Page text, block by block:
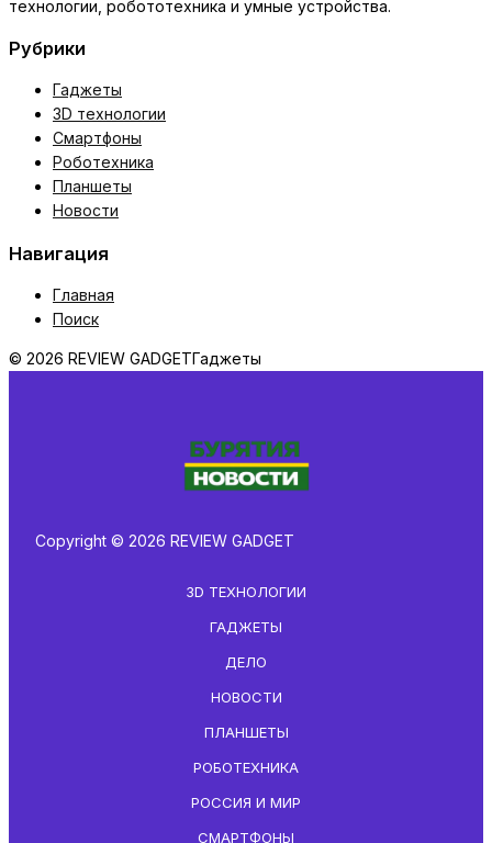
технологии, робототехника и умные устройства.
Рубрики
Гаджеты
3D технологии
Смартфоны
Роботехника
Планшеты
Новости
Навигация
Главная
Поиск
© 2026 REVIEW GADGETГаджеты
Copyright © 2026 REVIEW GADGET
3D ТЕХНОЛОГИИ
ГАДЖЕТЫ
ДЕЛО
НОВОСТИ
ПЛАНШЕТЫ
РОБОТЕХНИКА
РОССИЯ И МИР
СМАРТФОНЫ